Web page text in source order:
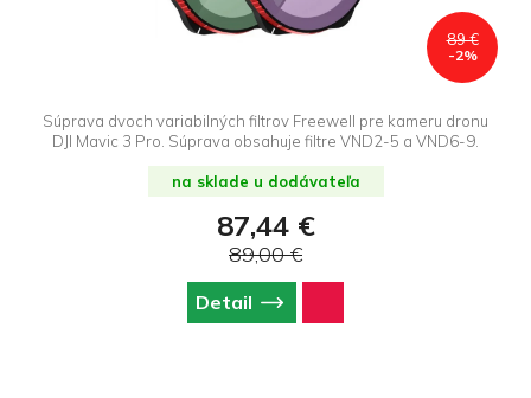
89 €
-2%
Súprava dvoch variabilných filtrov Freewell pre kameru dronu
DJI Mavic 3 Pro. Súprava obsahuje filtre VND2-5 a VND6-9.
na sklade u dodávateľa
87,44 €
89,00 €
Detail